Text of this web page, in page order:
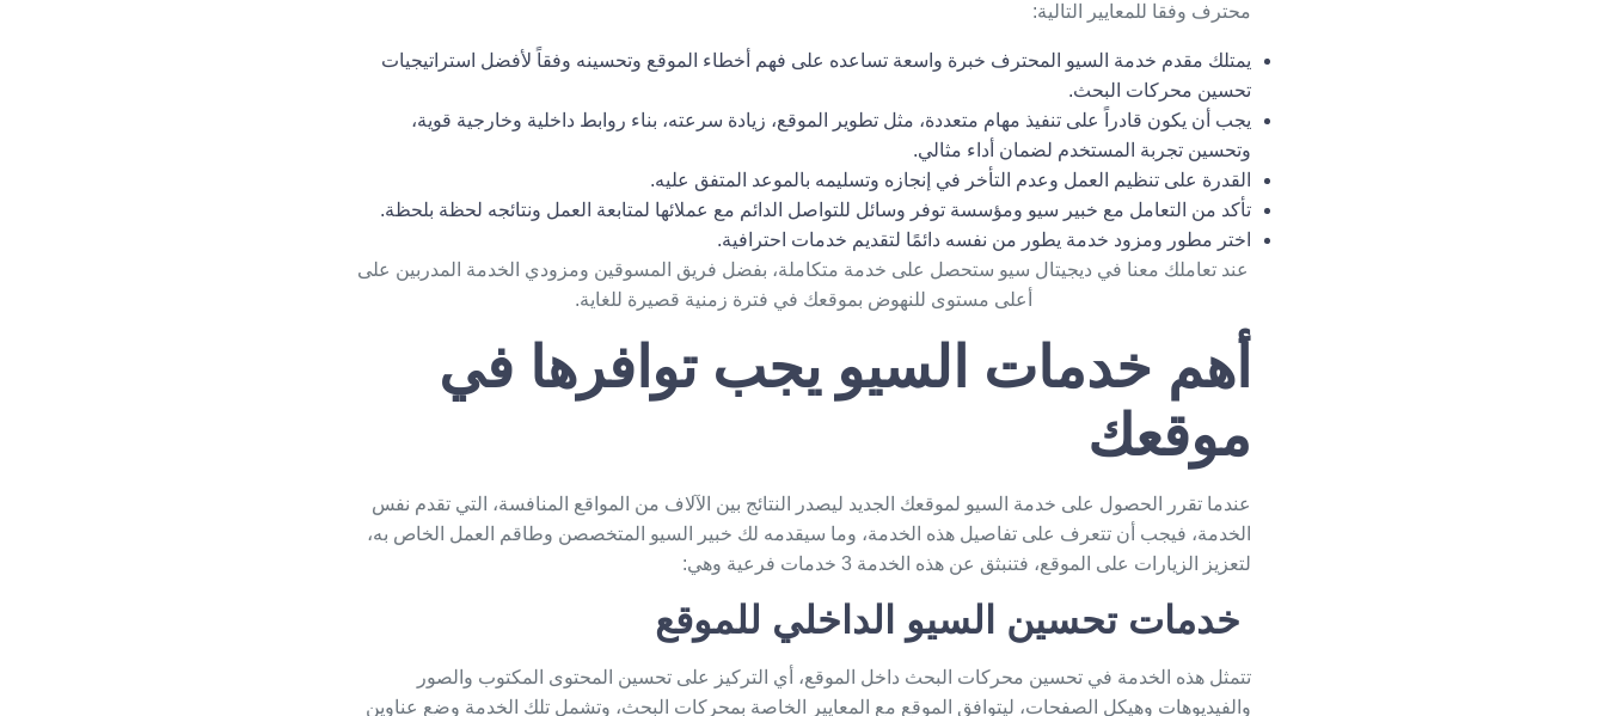
محترف وفقا للمعايير التالية:
يمتلك مقدم خدمة السيو المحترف خبرة واسعة تساعده على فهم أخطاء الموقع وتحسينه وفقاً لأفضل استراتيجيات
تحسين محركات البحث.
يجب أن يكون قادراً على تنفيذ مهام متعددة، مثل تطوير الموقع، زيادة سرعته، بناء روابط داخلية وخارجية قوية،
وتحسين تجربة المستخدم لضمان أداء مثالي.
القدرة على تنظيم العمل وعدم التأخر في إنجازه وتسليمه بالموعد المتفق عليه.
تأكد من التعامل مع خبير سيو ومؤسسة توفر وسائل للتواصل الدائم مع عملائها لمتابعة العمل ونتائجه لحظة بلحظة.
اختر مطور ومزود خدمة يطور من نفسه دائمًا لتقديم خدمات احترافية.
عند تعاملك معنا في ديجيتال سيو ستحصل على خدمة متكاملة، بفضل فريق المسوقين ومزودي الخدمة المدربين على
أعلى مستوى للنهوض بموقعك في فترة زمنية قصيرة للغاية.
أهم خدمات السيو يجب توافرها في
موقعك
عندما تقرر الحصول على خدمة السيو لموقعك الجديد ليصدر النتائج بين الآلاف من المواقع المنافسة، التي تقدم نفس
الخدمة، فيجب أن تتعرف على تفاصيل هذه الخدمة، وما سيقدمه لك خبير السيو المتخصصن وطاقم العمل الخاص به،
لتعزيز الزيارات على الموقع، فتنبثق عن هذه الخدمة 3 خدمات فرعية وهي:
خدمات تحسين السيو الداخلي للموقع
تتمثل هذه الخدمة في تحسين محركات البحث داخل الموقع، أي التركيز على تحسين المحتوى المكتوب والصور
والفيديوهات وهيكل الصفحات، ليتوافق الموقع مع المعايير الخاصة بمحركات البحث، وتشمل تلك الخدمة وضع عناوين